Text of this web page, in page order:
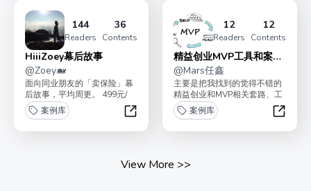
144
Readers
36
Contents
HiiiZoey幕后故事
@Zoey🐋
面向同业朋友的「卖保险」幕
后故事，平均周更。 499元/
年，老朋友续费，6折。不说
套话，只聊真实，...
案例库
HiiiZoey幕后故事
12
Readers
12
Contents
精益创业MVP工具和案例
库
@Mars任鑫
主要是把我找到的觉得不错的
精益创业和MVP相关套路、工
具和案例都梳理、罗列一下持
续更新，预计还得更新...
案例库
精益
View More >>